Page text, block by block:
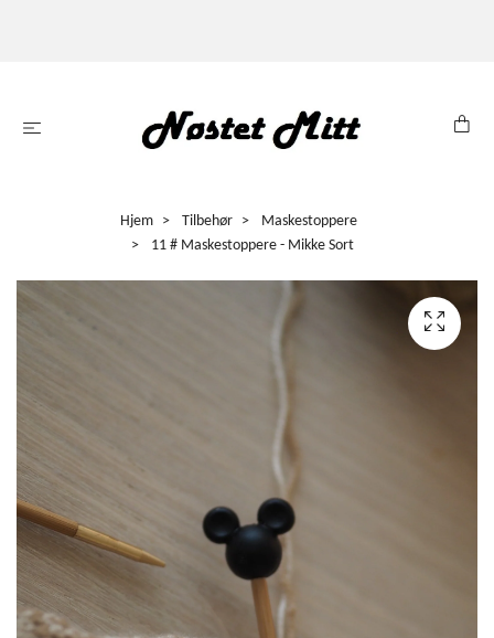
Hjem Tilbehør
Maskestoppere
11 # Maskestoppere - Mikke Sort